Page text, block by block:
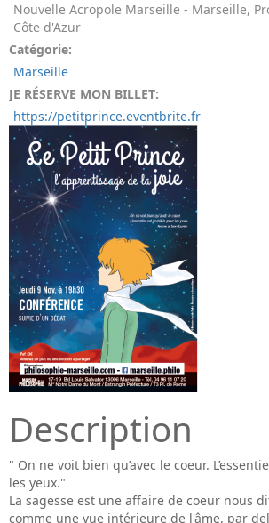
Nouvelle Acropole Marseille - Marseille,
Côte d'Azur
Catégorie:
Marseille
JE RÉSERVE MON BILLET:
https://petitprince.eventbrite.fr
Description
" On ne voit bien qu’avec le coeur.
les yeux."
La sagesse est une affaire de coeur nous
comme une vue intérieure de l'âme, par